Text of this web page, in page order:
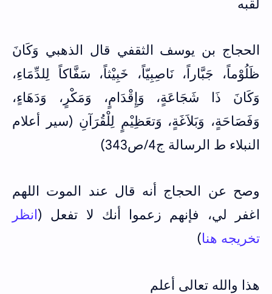
لقبه
الحجاج بن يوسف الثقفي قال الذهبي وَكَانَ
ظَلُوْماً، جَبَّاراً، نَاصِبِيّاً، خَبِيْثاً، سَفَّاكاً لِلدِّمَاءِ،
وَكَانَ ذَا شَجَاعَةٍ، وَإِقْدَامٍ، وَمَكْرٍ، وَدَهَاءٍ،
وَفَصَاحَةٍ، وَبَلاَغَةٍ، وَتعَظِيْمٍ لِلْقُرَآنِ (سير أعلام
النبلاء ط الرسالة ج4/ص343)
وصح عن الحجاج أنه قال عند الموت اللهم
اغفر لي، فإنهم زعموا أنك لا تفعل (انظر
تخريجه هنا)
هذا والله تعالى أعلم